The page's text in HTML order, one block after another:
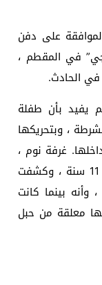
على دفن
في المقطم ،
في الحادث.
يفيد بأن طفلة
، وبتحريكها
غرفة نوم ،
وبالفحص تبين أنها تسمى قمر ، وعمرها 11 سنة ، وكشفت
وأنه بينما كانت
معلقة من حبل